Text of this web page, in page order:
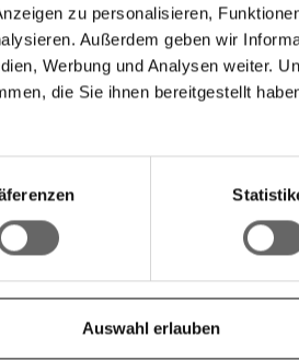
zu personalisieren,
Außerdem geben wir
Werbung und Analysen weiter.
die Sie ihnen bereitgestellt
Auswahl erlauben
Fahrradanhänger
für